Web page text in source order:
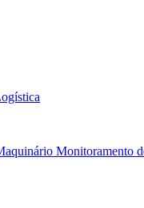
Monitoramento